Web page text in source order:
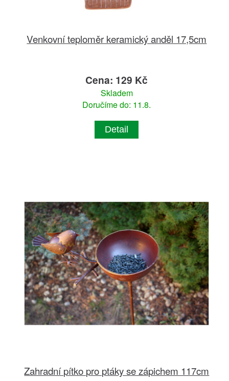
Venkovní teploměr keramický anděl 17,5cm
Cena: 129 Kč
Skladem
Doručíme do: 11.8.
Detail
Zahradní pítko pro ptáky se zápichem 117cm